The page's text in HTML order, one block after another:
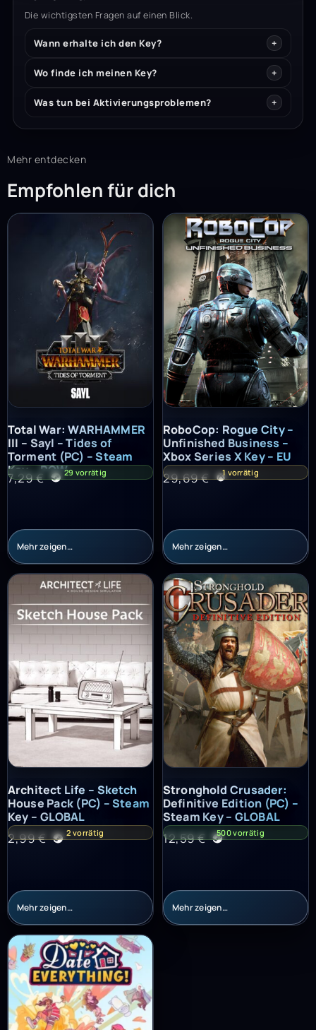
Die wichtigsten Fragen auf einen Blick.
Wann erhalte ich den Key?
Wo finde ich meinen Key?
Was tun bei Aktivierungsproblemen?
Mehr entdecken
Empfohlen für dich
Total War: WARHAMMER III – Sayl – Tides of Torment (PC) –
Total War: WARHAMMER
III – Sayl – Tides of
Torment (PC) – Steam
Key – ROW
7,29€ 29 vorrätig
Mehr zeigen…
RoboCop: Rogue City –
RoboCop: Rogue City –
Unfinished Business –
Xbox Series X Key – EU
29,69€ 1 vorrätig
Mehr zeigen…
Architect Life – Sketch House Pack (PC) – Steam Key – GLOBAL
Architect Life – Sketch
House Pack (PC) – Steam
Key – GLOBAL
2,99€ 2 vorrätig
Mehr zeigen…
Stronghold Crusader: Definitive
Stronghold Crusader:
Definitive Edition (PC) –
Steam Key – GLOBAL
12,59€ 500 vorrätig
Mehr zeigen…